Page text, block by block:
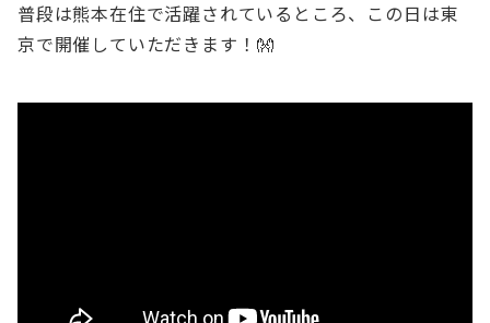
普段は熊本在住で活躍されているところ、この日は東
京で開催していただきます！👐